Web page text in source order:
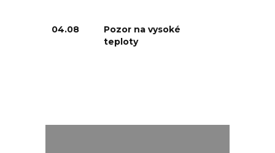
04.08
Pozor na vysoké
teploty